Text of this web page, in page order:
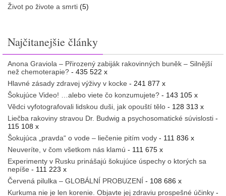
Život po živote a smrti (5)
Najčitanejšie články
Anona Graviola – Přirozený zabiják rakovinných buněk – Silnější
než chemoterapie? - 435 522 x
Hlavné zásady zdravej výživy v kocke - 241 877 x
Šokujúce Video! …alebo viete čo konzumujete? - 143 105 x
Vědci vyfotografovali lidskou duši, jak opouští tělo - 128 313 x
Liečba rakoviny stravou Dr. Budwig a psychosomatické súvislosti -
115 108 x
Šokujúca „pravda“ o vode – liečenie pitím vody - 111 836 x
Neuveríte, v čom všetkom nás klamú - 111 675 x
Experimenty v Rusku prinášajú šokujúce úspechy o ktorých sa
nepíše - 111 223 x
Červená pilulka – GLOBÁLNÍ PROBUZENÍ - 108 686 x
Kurkuma nie je len korenie. Objavte jej zdraviu prospešné účinky -